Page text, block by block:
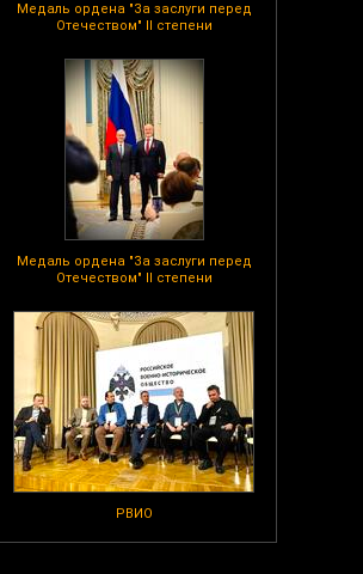
Медаль ордена "За заслуги перед
Отечеством" II степени
Медаль ордена "За заслуги перед
Отечеством" II степени
РВИО